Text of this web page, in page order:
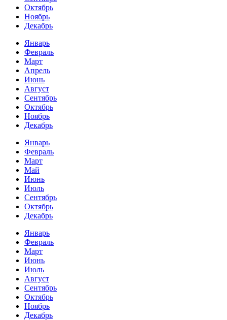
Октябрь
Ноябрь
Декабрь
Январь
Февраль
Март
Апрель
Июнь
Август
Сентябрь
Октябрь
Ноябрь
Декабрь
Январь
Февраль
Март
Май
Июнь
Июль
Сентябрь
Октябрь
Декабрь
Январь
Февраль
Март
Июнь
Июль
Август
Сентябрь
Октябрь
Ноябрь
Декабрь